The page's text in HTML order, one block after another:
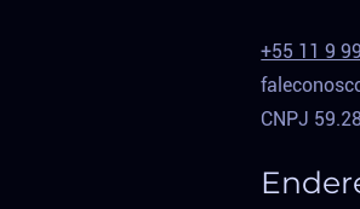
+55 11 9
CNPJ